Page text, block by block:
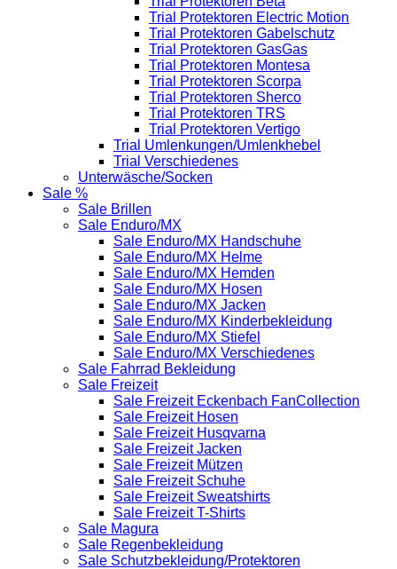
Trial Protektoren Electric Motion
Trial Protektoren Gabelschutz
Trial Protektoren GasGas
Trial Protektoren Montesa
Trial Protektoren Scorpa
Trial Protektoren Sherco
Trial Protektoren TRS
Trial Protektoren Vertigo
Trial Umlenkungen/Umlenkhebel
Trial Verschiedenes
Unterwäsche/Socken
Sale %
Sale Brillen
Sale Enduro/MX
Sale Enduro/MX Handschuhe
Sale Enduro/MX Helme
Sale Enduro/MX Hemden
Sale Enduro/MX Hosen
Sale Enduro/MX Jacken
Sale Enduro/MX Kinderbekleidung
Sale Enduro/MX Stiefel
Sale Enduro/MX Verschiedenes
Sale Fahrrad Bekleidung
Sale Freizeit
Sale Freizeit Eckenbach FanCollection
Sale Freizeit Hosen
Sale Freizeit Husqvarna
Sale Freizeit Jacken
Sale Freizeit Mützen
Sale Freizeit Schuhe
Sale Freizeit Sweatshirts
Sale Freizeit T-Shirts
Sale Magura
Sale Regenbekleidung
Sale Schutzbekleidung/Protektoren